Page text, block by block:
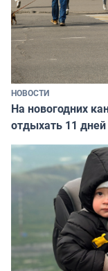
НОВОСТИ
На новогодних
отдыхать 11 дней